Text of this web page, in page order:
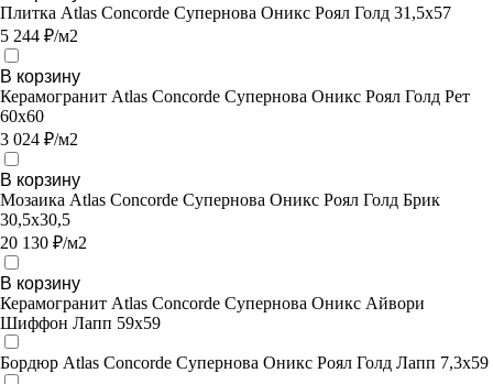
Плитка Atlas Concorde Супернова Оникс Роял Голд 31,5х57
5 244 ₽/м2
В корзину
Керамогранит Atlas Concorde Супернова Оникс Роял Голд Рет
60х60
3 024 ₽/м2
В корзину
Мозаика Atlas Concorde Супернова Оникс Роял Голд Брик
30,5х30,5
20 130 ₽/м2
В корзину
Керамогранит Atlas Concorde Супернова Оникс Айвори
Шиффон Лапп 59x59
Бордюр Atlas Concorde Супернова Оникс Роял Голд Лапп 7,3х59